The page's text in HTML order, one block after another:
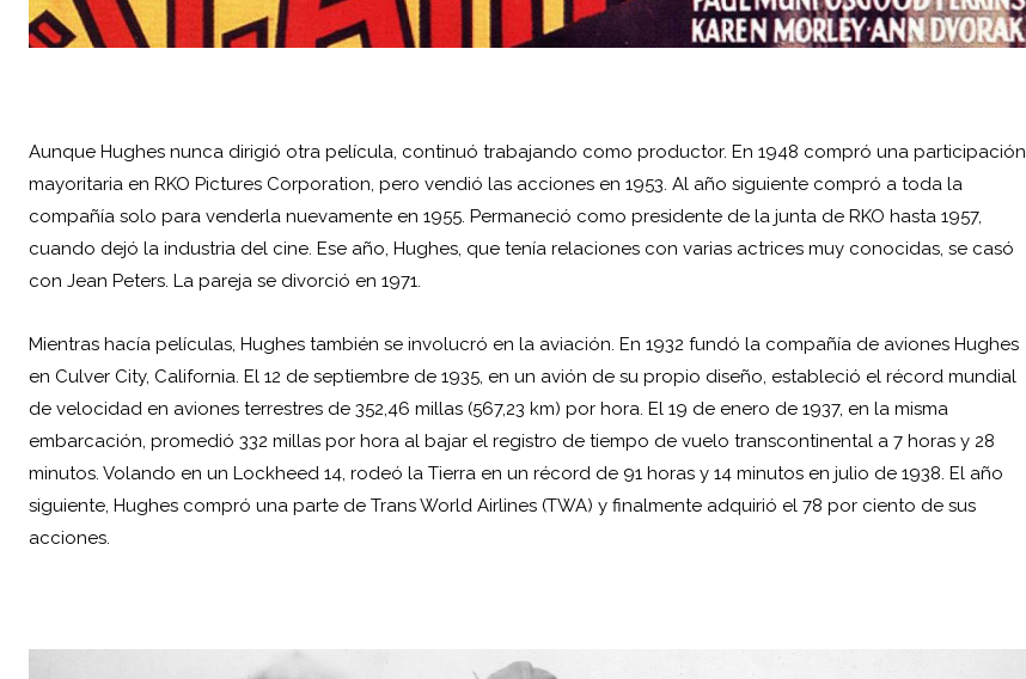
Aunque Hughes nunca dirigió otra película, continuó trabajando como productor. En 1948 compró una participación
mayoritaria en RKO Pictures Corporation, pero vendió las acciones en 1953. Al año siguiente compró a toda la
compañía solo para venderla nuevamente en 1955. Permaneció como presidente de la junta de RKO hasta 1957,
cuando dejó la industria del cine. Ese año, Hughes, que tenía relaciones con varias actrices muy conocidas, se casó
con Jean Peters. La pareja se divorció en 1971.
Mientras hacía películas, Hughes también se involucró en la aviación. En 1932 fundó la compañía de aviones Hughes
en Culver City, California. El 12 de septiembre de 1935, en un avión de su propio diseño, estableció el récord mundial
de velocidad en aviones terrestres de 352,46 millas (567,23 km) por hora. El 19 de enero de 1937, en la misma
embarcación, promedió 332 millas por hora al bajar el registro de tiempo de vuelo transcontinental a 7 horas y 28
minutos. Volando en un Lockheed 14, rodeó la Tierra en un récord de 91 horas y 14 minutos en julio de 1938. El año
siguiente, Hughes compró una parte de Trans World Airlines (TWA) y finalmente adquirió el 78 por ciento de sus
acciones.